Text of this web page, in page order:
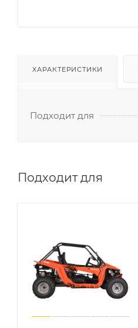
ХАРАКТЕРИСТИКИ
Подходит для
Подходит для